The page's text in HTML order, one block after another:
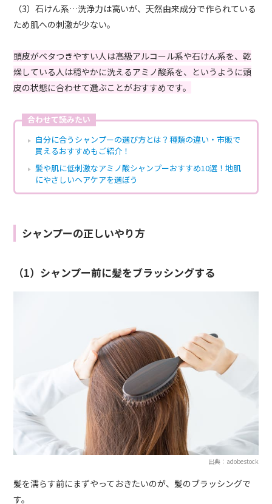
（3）石けん系…洗浄力は高いが、天然由来成分で作られている
ため肌への刺激が少ない。
頭皮がベタつきやすい人は高級アルコール系や石けん系を、乾
燥している人は穏やかに洗えるアミノ酸系を、というように頭
皮の状態に合わせて選ぶことがおすすめです。
合わせて読みたい
自分に合うシャンプーの選び方とは？種類の違い・市販で
買えるおすすめもご紹介！
髪や肌に低刺激なアミノ酸シャンプーおすすめ10選！地肌
にやさしいヘアケアを選ぼう
シャンプーの正しいやり方
（1）シャンプー前に髪をブラッシングする
出典：adobestock
髪を濡らす前にまずやっておきたいのが、髪のブラッシングで
す。